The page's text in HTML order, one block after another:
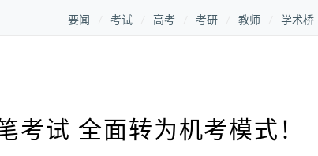
要闻 考试 高考 考研 教师 学术桥
考试 全面转为机考模式！